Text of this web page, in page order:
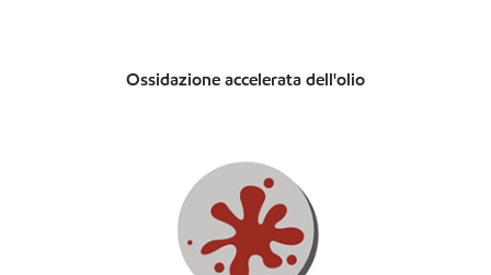
Ossidazione accelerata dell'olio